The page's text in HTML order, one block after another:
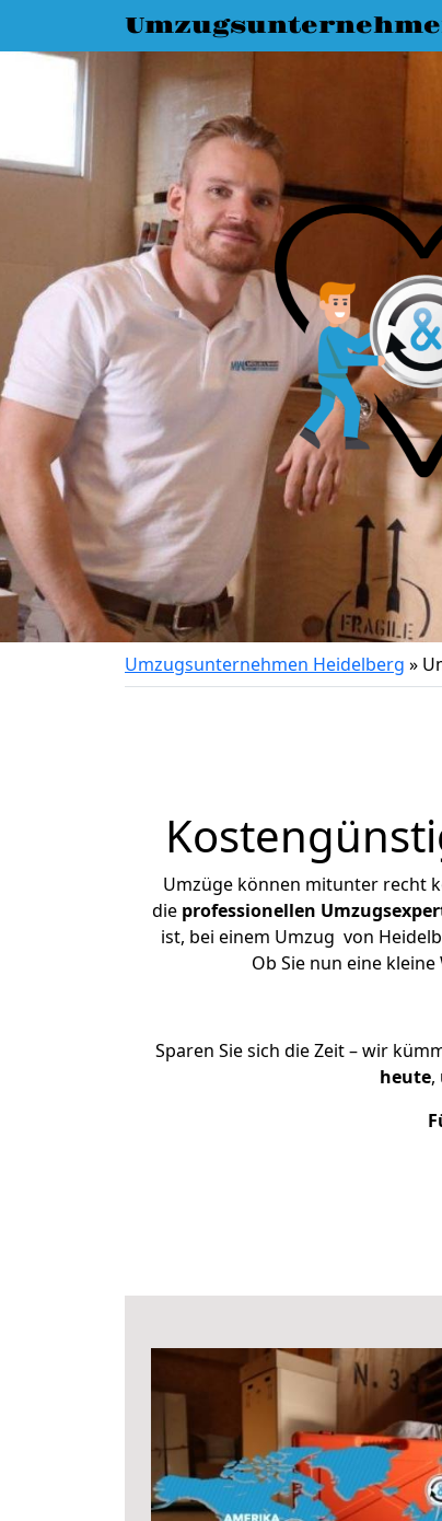
Umzugsunternehmen Heidelberg »
Umzüge können mitunter recht
die professionellen
ist, bei einem Umzug von
Ob Sie nun eine
Sparen Sie sich die Zeit – wir
heute,